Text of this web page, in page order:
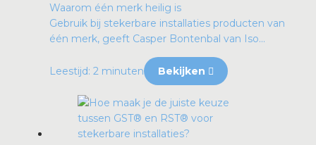
Waarom één merk heilig is
Gebruik bij stekerbare installaties producten van
één merk, geeft Casper Bontenbal van Iso...
Leestijd: 2 minuten Bekijken